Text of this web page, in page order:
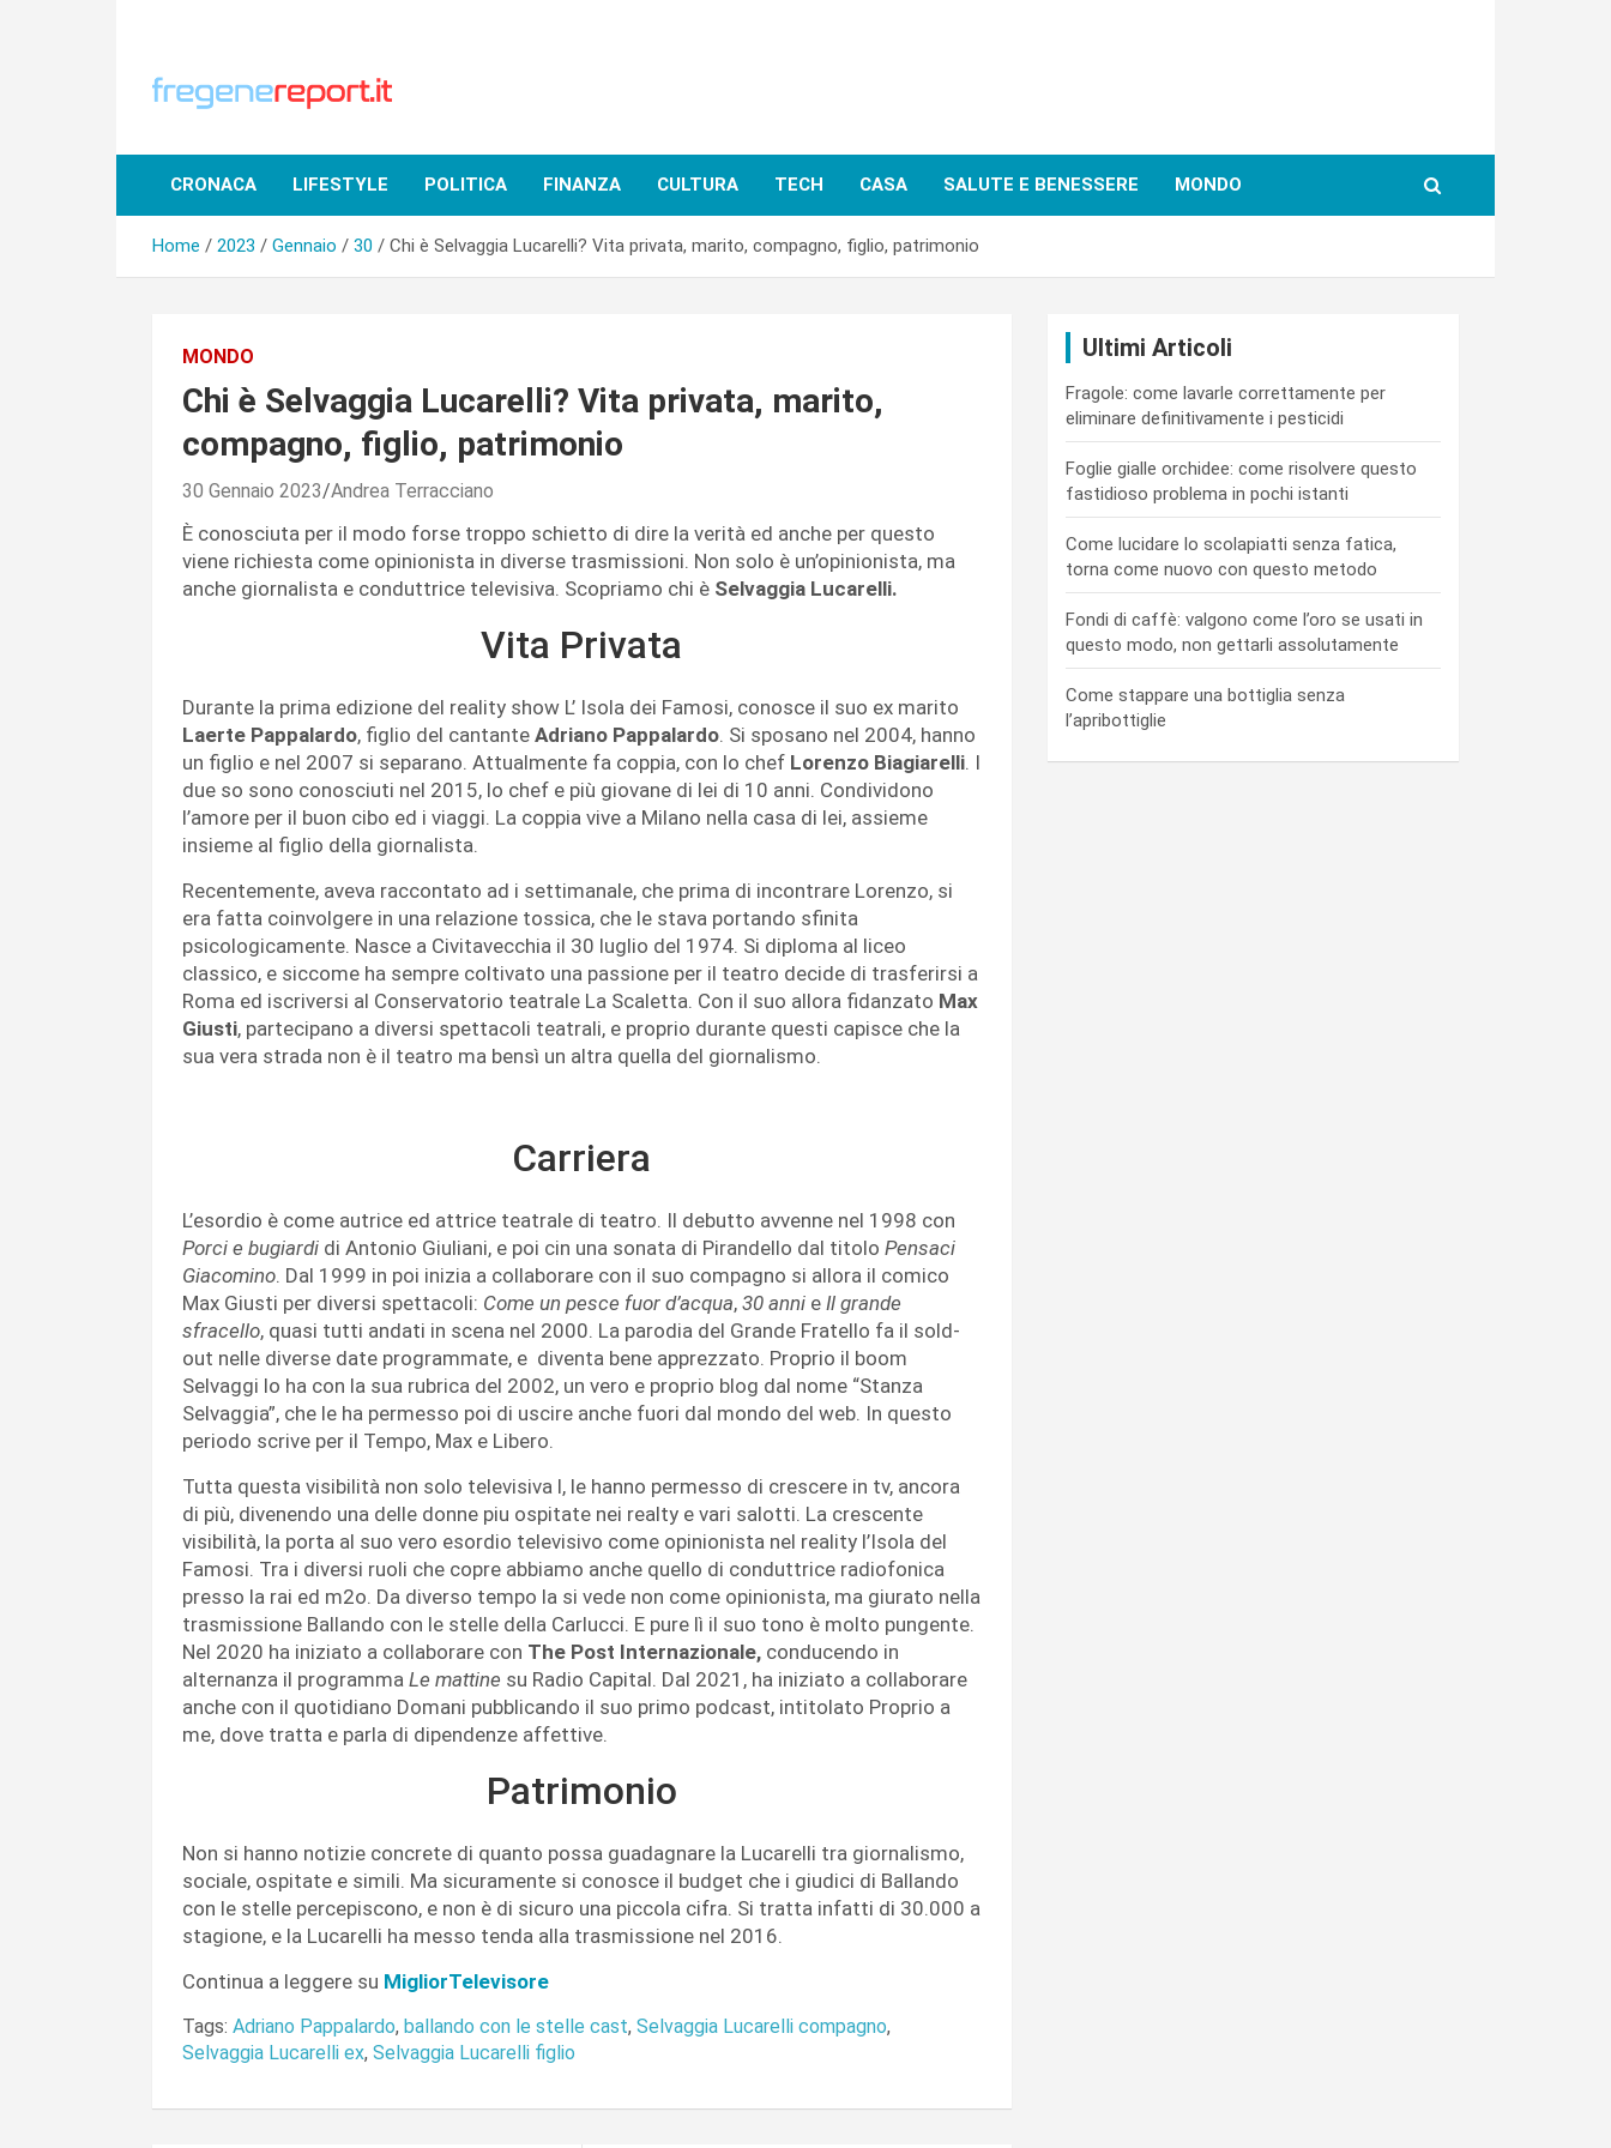
CRONACA LIFESTYLE POLITICA FINANZA CULTURA TECH CASA SALUTE E BENESSERE MONDO
Home 2023 Gennaio 30 Chi è Selvaggia Lucarelli? Vita privata, marito, compagno, figlio, patrimonio
MONDO
Chi è Selvaggia Lucarelli? Vita privata, marito,
compagno, figlio, patrimonio
30 Gennaio 2023 Andrea Terracciano
È conosciuta per il modo forse troppo schietto di dire la verità ed anche per questo
viene richiesta come opinionista in diverse trasmissioni. Non solo è un’opinionista, ma
anche giornalista e conduttrice televisiva. Scopriamo chi è Selvaggia Lucarelli.
Vita Privata
Durante la prima edizione del reality show L’ Isola dei Famosi, conosce il suo ex marito
Laerte Pappalardo, figlio del cantante Adriano Pappalardo. Si sposano nel 2004, hanno
un figlio e nel 2007 si separano. Attualmente fa coppia, con lo chef Lorenzo Biagiarelli. I
due so sono conosciuti nel 2015, lo chef e più giovane di lei di 10 anni. Condividono
l’amore per il buon cibo ed i viaggi. La coppia vive a Milano nella casa di lei, assieme
insieme al figlio della giornalista.
Recentemente, aveva raccontato ad i settimanale, che prima di incontrare Lorenzo, si
era fatta coinvolgere in una relazione tossica, che le stava portando sfinita
psicologicamente. Nasce a Civitavecchia il 30 luglio del 1974. Si diploma al liceo
classico, e siccome ha sempre coltivato una passione per il teatro decide di trasferirsi a
Roma ed iscriversi al Conservatorio teatrale La Scaletta. Con il suo allora fidanzato Max
Giusti, partecipano a diversi spettacoli teatrali, e proprio durante questi capisce che la
sua vera strada non è il teatro ma bensì un altra quella del giornalismo.
Carriera
L’esordio è come autrice ed attrice teatrale di teatro. Il debutto avvenne nel 1998 con
Porci e bugiardi di Antonio Giuliani, e poi cin una sonata di Pirandello dal titolo Pensaci
Giacomino. Dal 1999 in poi inizia a collaborare con il suo compagno si allora il comico
Max Giusti per diversi spettacoli: Come un pesce fuor d’acqua, 30 anni e Il grande
sfracello, quasi tutti andati in scena nel 2000. La parodia del Grande Fratello fa il sold-
out nelle diverse date programmate, e diventa bene apprezzato. Proprio il boom
Selvaggi lo ha con la sua rubrica del 2002, un vero e proprio blog dal nome “Stanza
Selvaggia”, che le ha permesso poi di uscire anche fuori dal mondo del web. In questo
periodo scrive per il Tempo, Max e Libero.
Tutta questa visibilità non solo televisiva l, le hanno permesso di crescere in tv, ancora
di più, divenendo una delle donne piu ospitate nei realty e vari salotti. La crescente
visibilità, la porta al suo vero esordio televisivo come opinionista nel reality l’Isola del
Famosi. Tra i diversi ruoli che copre abbiamo anche quello di conduttrice radiofonica
presso la rai ed m2o. Da diverso tempo la si vede non come opinionista, ma giurato nella
trasmissione Ballando con le stelle della Carlucci. E pure lì il suo tono è molto pungente.
Nel 2020 ha iniziato a collaborare con The Post Internazionale, conducendo in
alternanza il programma Le mattine su Radio Capital. Dal 2021, ha iniziato a collaborare
anche con il quotidiano Domani pubblicando il suo primo podcast, intitolato Proprio a
me, dove tratta e parla di dipendenze affettive.
Patrimonio
Non si hanno notizie concrete di quanto possa guadagnare la Lucarelli tra giornalismo,
sociale, ospitate e simili. Ma sicuramente si conosce il budget che i giudici di Ballando
con le stelle percepiscono, e non è di sicuro una piccola cifra. Si tratta infatti di 30.000 a
stagione, e la Lucarelli ha messo tenda alla trasmissione nel 2016.
Continua a leggere su MigliorTelevisore
Tags: Adriano Pappalardo, ballando con le stelle cast, Selvaggia Lucarelli compagno,
Selvaggia Lucarelli ex, Selvaggia Lucarelli figlio
Ultimi Articoli
Fragole: come lavarle correttamente per
eliminare definitivamente i pesticidi
Foglie gialle orchidee: come risolvere questo
fastidioso problema in pochi istanti
Come lucidare lo scolapiatti senza fatica,
torna come nuovo con questo metodo
Fondi di caffè: valgono come l’oro se usati in
questo modo, non gettarli assolutamente
Come stappare una bottiglia senza
l’apribottiglie